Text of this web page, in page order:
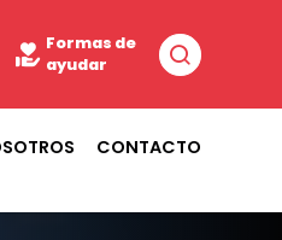
Formas de
ayudar
CONTACTO